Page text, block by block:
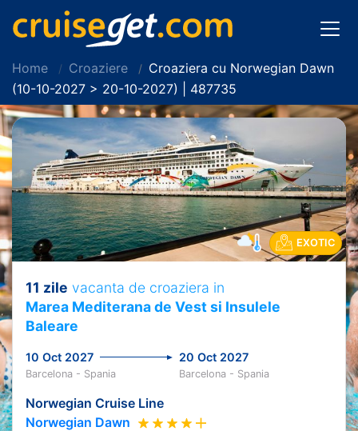
Home Croaziere
Croaziera cu Norwegian Dawn
(10-10-2027 > 20-10-2027) | 487735
EXOTIC
11 zile vacanta de croaziera in
Marea Mediterana de Vest si Insulele
Baleare
10 Oct 2027 20 Oct 2027
Barcelona - Spania Barcelona - Spania
Norwegian Cruise Line
Norwegian Dawn